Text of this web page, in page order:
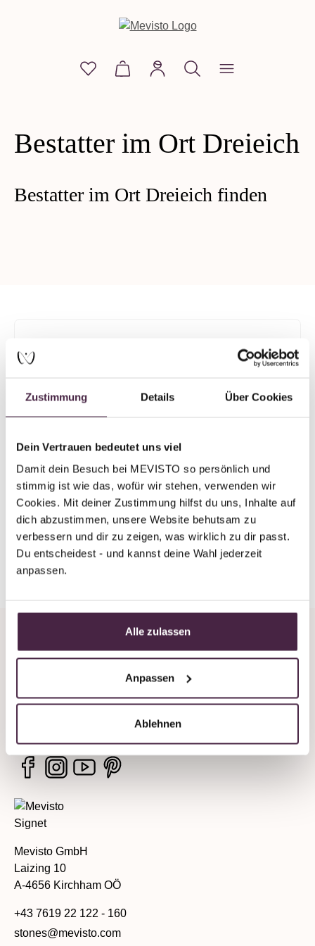
Zustimmung Details Über Cookies
Dein Vertrauen bedeutet uns viel
Damit dein Besuch bei MEVISTO so persönlich und
stimmig ist wie das, wofür wir stehen, verwenden wir
Cookies. Mit deiner Zustimmung hilfst du uns, Inhalte auf
dich abzustimmen, unsere Website behutsam zu
verbessern und dir zu zeigen, was wirklich zu dir passt.
Du entscheidest - und kannst deine Wahl jederzeit
anpassen.
Alle zulassen
Anpassen
Ablehnen
Du hast 0 Produkte auf dem Merkzettel
Warenkorb enthält 0 Positionen.
Bestatter im Ort Dreieich
Bestatter im Ort Dreieich finden
Deutschland
E-Mail senden
Zurück zur Übersicht
Unternehmen
Rechtliche Hinweise
Mevisto GmbH
Laizing 10
A-4656 Kirchham OÖ
+43 7619 22 122 - 160
stones@mevisto.com